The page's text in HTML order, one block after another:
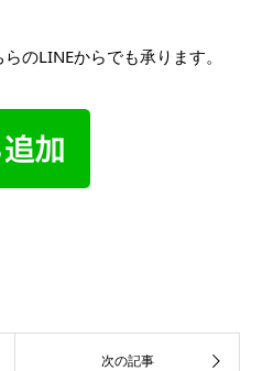
のLINEからでも承ります。